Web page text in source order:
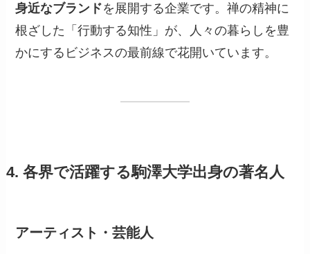
身近なブランドを展開する企業です。禅の精神に
根ざした「行動する知性」が、人々の暮らしを豊
かにするビジネスの最前線で花開いています。
4. 各界で活躍する駒澤大学出身の著名人
アーティスト・芸能人